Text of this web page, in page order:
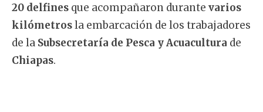
20 delfines que acompañaron durante varios
kilómetrosla embarcación de los trabajadores
de la Subsecretaría de Pesca y Acuacultura de
Chiapas.